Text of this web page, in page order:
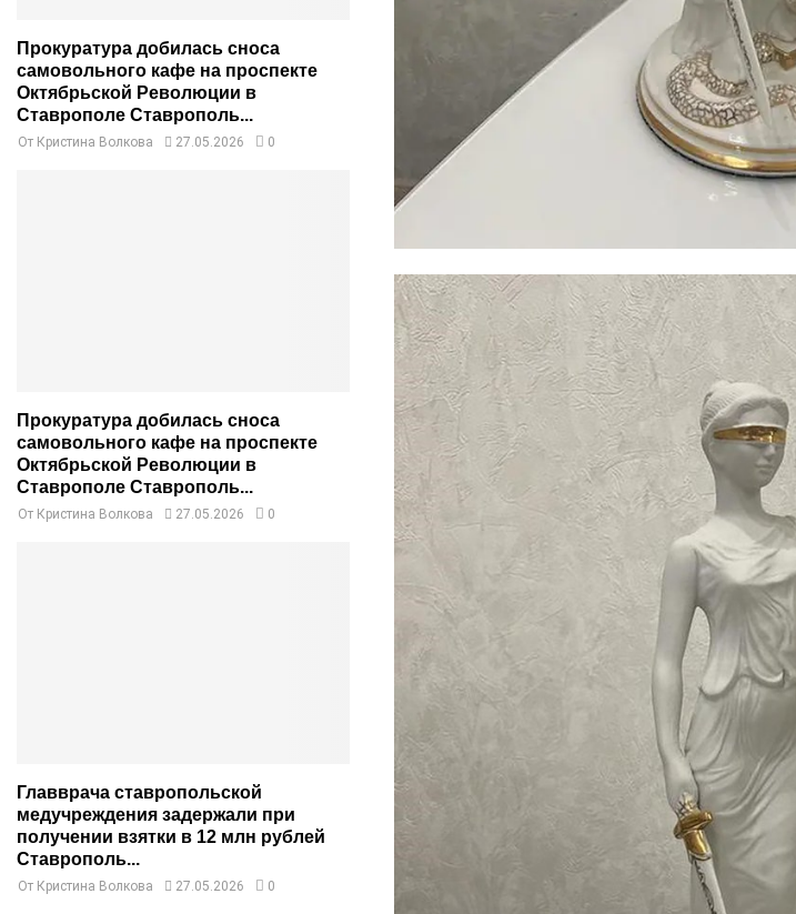
Прокуратура добилась сноса
самовольного кафе на проспекте
Октябрьской Революции в
Ставрополе Ставрополь...
От Кристина Волкова 27.05.2026 0
Прокуратура добилась сноса
самовольного кафе на проспекте
Октябрьской Революции в
Ставрополе Ставрополь...
От Кристина Волкова 27.05.2026 0
Главврача ставропольской
медучреждения задержали при
получении взятки в 12 млн рублей
Ставрополь...
От Кристина Волкова 27.05.2026 0